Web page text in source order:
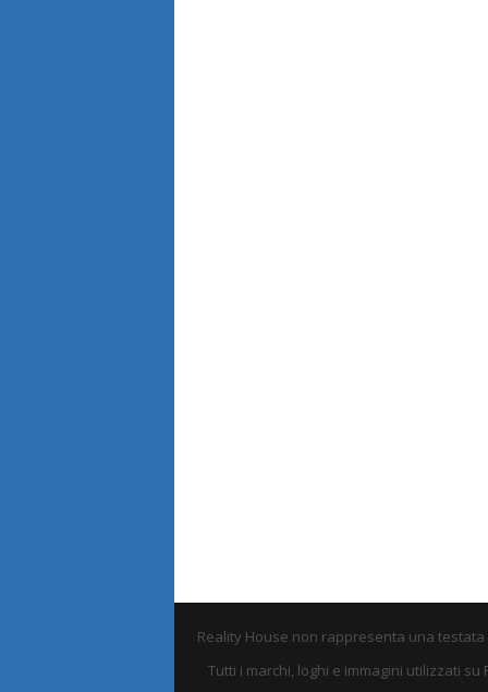
Reality House non rappresenta una
Tutti i marchi, loghi e immagini utilizzati